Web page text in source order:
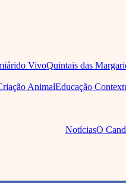
VivoQuintais das
AnimalEducação
NotíciasO